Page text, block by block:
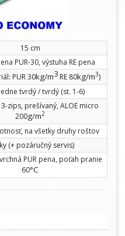
15 cm
PUR-30, výstuha RE pena
PUR 30kg/m3 RE 80kg/m3)
tvrdý / tvrdý (st. 1-6)
zips, prešívaný, ALOE micro
200g/m2
na všetky druhy roštov
(+ pozáručný servis)
PUR pena, poťah pranie
60°C